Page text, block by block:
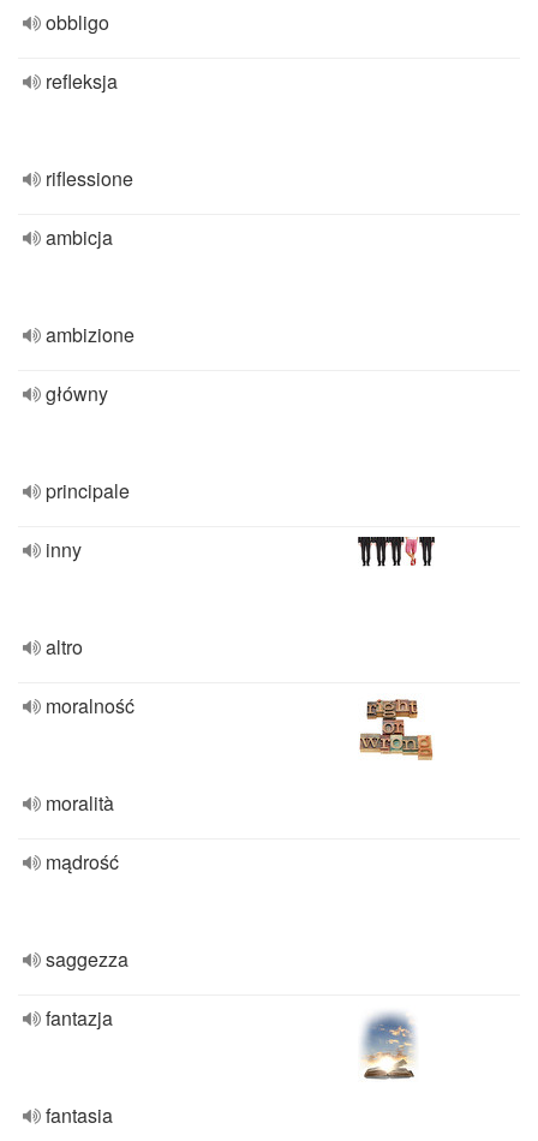
obbligo
refleksja
riflessione
ambicja
ambizione
główny
principale
inny
altro
moralność
moralità
mądrość
saggezza
fantazja
fantasia